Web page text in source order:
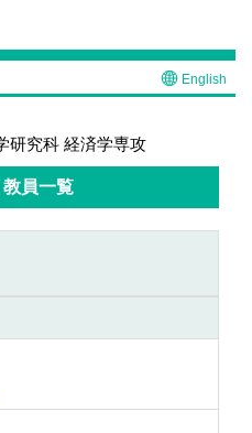
English
研究科 経済学専攻
員一覧